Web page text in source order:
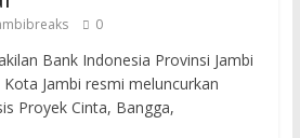
0
Bank Indonesia Provinsi Jambi
Jambi resmi meluncurkan
Proyek Cinta, Bangga,